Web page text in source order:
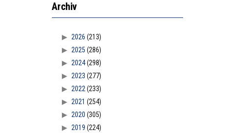
Archiv
2026 (213)
2025 (286)
2024(298)
2023 (277)
2022(233)
2021 (254)
2020 (305)
2019 (224)